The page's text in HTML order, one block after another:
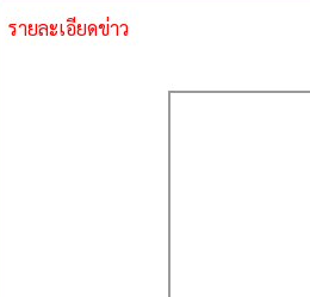
รายละเอียดข่าว